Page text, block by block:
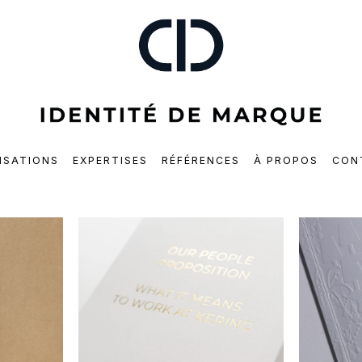
EXPERTISES RÉFÉRENCES À PROPOS